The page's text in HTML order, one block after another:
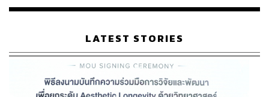
เรือนไทยที่ถูกซุกไว้
LATEST STORIES